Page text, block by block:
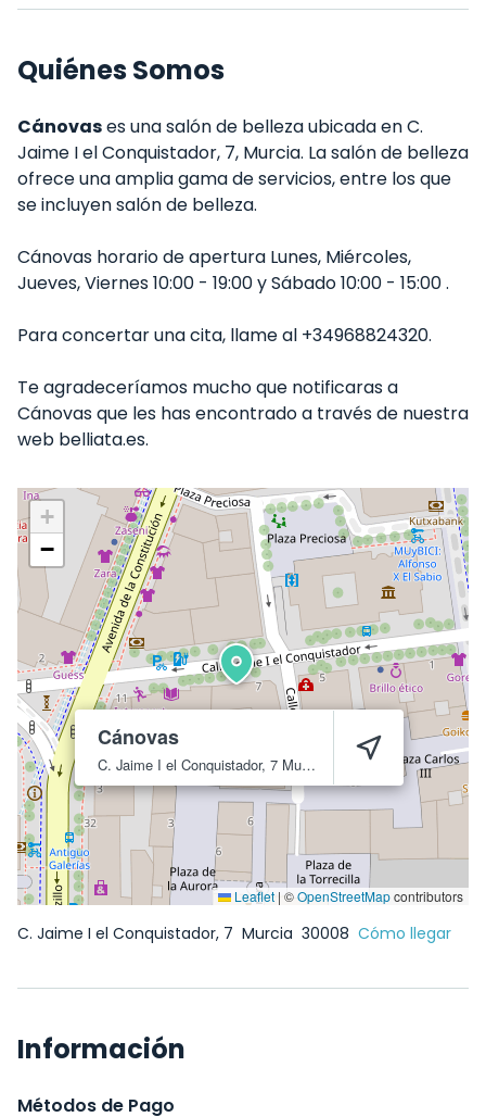
Quiénes Somos
Cánovases una salón de belleza ubicada en C.
Jaime I el Conquistador, 7, Murcia. La salón de belleza
ofrece una amplia gama de servicios, entre los que
se incluyen salón de belleza.
Cánovas horario de apertura Lunes, Miércoles,
Jueves, Viernes 10:00 - 19:00 y Sábado 10:00 - 15:00 .
Para concertar una cita, llame al +34968824320.
Te agradeceríamos mucho que notificaras a
Cánovas que les has encontrado a través de nuestra
web belliata.es.
Cánovas
C. Jaime I el Conquistador, 7 Murcia 30008
+
−
Leaflet | ©OpenStreetMapcontributors
C. Jaime I el Conquistador, 7 Murcia 30008 Cómo llegar
Información
Métodos de Pago